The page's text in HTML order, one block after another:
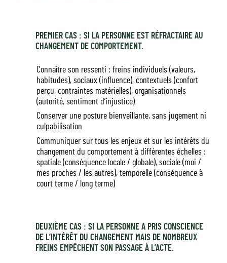
PREMIER CAS : SI LA PERSONNE EST RÉFRACTAIRE AU
CHANGEMENT DE COMPORTEMENT.
Connaître son ressenti : freins individuels (valeurs,
habitudes), sociaux (influence), contextuels (confort
perçu, contraintes matérielles), organisationnels
(autorité, sentiment d’injustice)
Conserver une posture bienveillante, sans jugement ni
culpabilisation
Communiquer sur tous les enjeux et sur les intérêts du
changement du comportement à différentes échelles :
spatiale (conséquence locale / globale), sociale (moi /
mes proches / les autres), temporelle (conséquence à
court terme / long terme)
DEUXIÈME CAS : SI LA PERSONNE A PRIS CONSCIENCE
DE L’INTÉRÊT DU CHANGEMENT MAIS DE NOMBREUX
FREINS EMPÊCHENT SON PASSAGE À L’ACTE.